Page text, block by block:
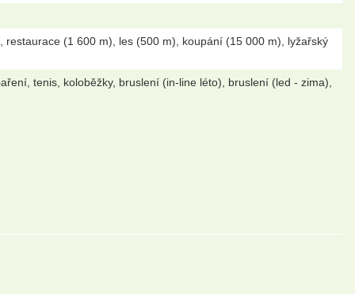
(1 600 m), les (500 m), koupání (15 000 m), lyžařský
tenis, koloběžky, bruslení (in-line léto), bruslení (led - zima),